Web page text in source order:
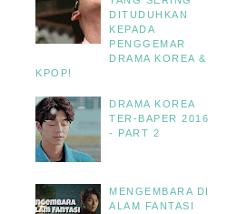
DITUDUHKAN
KEPADA
PENGGEMAR
DRAMA KOREA &
KPOP!
DRAMA KOREA
TER-BAPER 2016
- PART 2
MENGEMBARA DI
ALAM FANTASI